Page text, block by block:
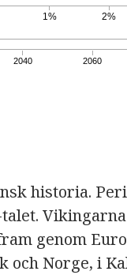
1% 2%
2040 2060
historia.
genom
och Norge, i